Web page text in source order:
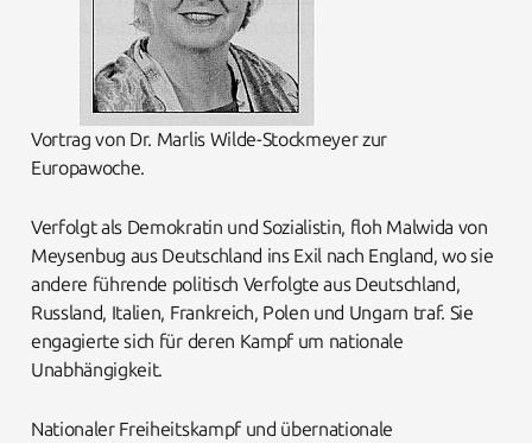
Vortrag von Dr. Marlis Wilde-Stockmeyer zur
Europawoche.
Verfolgt als Demokratin und Sozialistin, floh Malwida von
Meysenbug aus Deutschland ins Exil nach England, wo sie
andere führende politisch Verfolgte aus Deutschland,
Russland, Italien, Frankreich, Polen und Ungarn traf. Sie
engagierte sich für deren Kampf um nationale
Unabhängigkeit.
Nationaler Freiheitskampf und übernationale